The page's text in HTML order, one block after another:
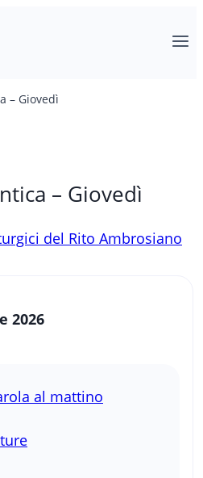
– Giovedì
– Giovedì
del Rito Ambrosiano
2026
al mattino